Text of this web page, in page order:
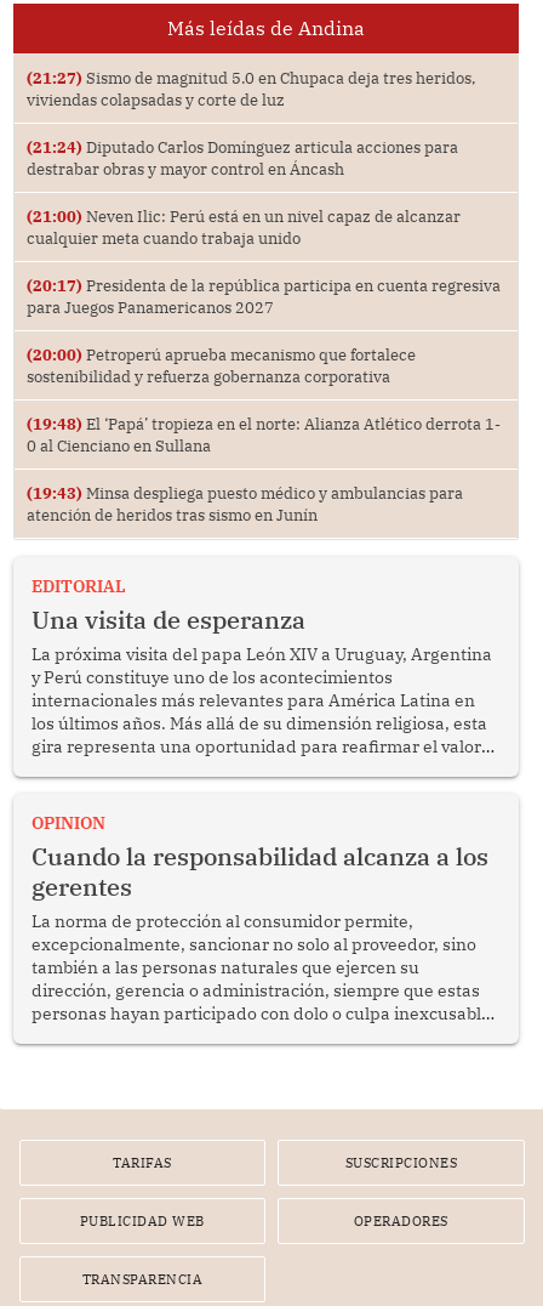
Más leídas de Andina
(21:27) Sismo de magnitud 5.0 en Chupaca deja tres heridos,
viviendas colapsadas y corte de luz
(21:24) Diputado Carlos Domínguez articula acciones para
destrabar obras y mayor control en Áncash
(21:00) Neven Ilic: Perú está en un nivel capaz de alcanzar
cualquier meta cuando trabaja unido
(20:17) Presidenta de la república participa en cuenta regresiva
para Juegos Panamericanos 2027
(20:00) Petroperú aprueba mecanismo que fortalece
sostenibilidad y refuerza gobernanza corporativa
(19:48) El ‘Papá’ tropieza en el norte: Alianza Atlético derrota 1-
0 al Cienciano en Sullana
(19:43) Minsa despliega puesto médico y ambulancias para
atención de heridos tras sismo en Junín
EDITORIAL
Una visita de esperanza
La próxima visita del papa León XIV a Uruguay, Argentina
y Perú constituye uno de los acontecimientos
internacionales más relevantes para América Latina en
los últimos años. Más allá de su dimensión religiosa, esta
gira representa una oportunidad para reafirmar el valor
enfrenta desafíos en materia de desarrollo, cohesión
OPINION
Cuando la responsabilidad alcanza a los
gerentes
La norma de protección al consumidor permite,
excepcionalmente, sancionar no solo al proveedor, sino
también a las personas naturales que ejercen su
dirección, gerencia o administración, siempre que estas
personas hayan participado con dolo o culpa inexcusable
por la frustrada realización de un meet and greet con
TARIFAS SUSCRIPCIONES
PUBLICIDAD WEB OPERADORES
TRANSPARENCIA